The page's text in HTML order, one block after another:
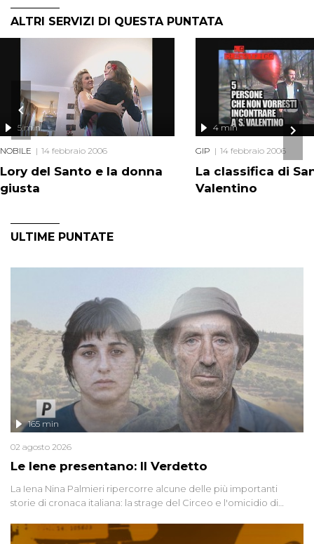
ALTRI SERVIZI DI QUESTA PUNTATA
Lory del Santo e la donna
giusta
5 min
NOBILE 14 febbraio 2006
La classifica di
Valentino
4 min
GIP 14 febbraio 2006
ULTIME PUNTATE
Le Iene presentano: Il Verdetto
165 min
02 agosto 2026
La Iena Nina Palmieri ripercorre alcune delle più importanti
storie di cronaca italiana: la strage del Circeo e l'omicidio di